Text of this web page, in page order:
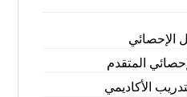
الإحصائي
المتقدم
الأكاديمي